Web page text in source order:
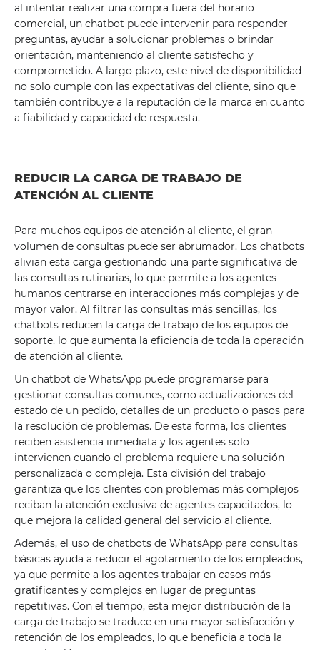
al intentar realizar una compra fuera del horario
comercial, un chatbot puede intervenir para responder
preguntas, ayudar a solucionar problemas o brindar
orientación, manteniendo al cliente satisfecho y
comprometido. A largo plazo, este nivel de disponibilidad
no solo cumple con las expectativas del cliente, sino que
también contribuye a la reputación de la marca en cuanto
a fiabilidad y capacidad de respuesta.
REDUCIR LA CARGA DE TRABAJO DE
ATENCIÓN AL CLIENTE
Para muchos equipos de atención al cliente, el gran
volumen de consultas puede ser abrumador. Los chatbots
alivian esta carga gestionando una parte significativa de
las consultas rutinarias, lo que permite a los agentes
humanos centrarse en interacciones más complejas y de
mayor valor. Al filtrar las consultas más sencillas, los
chatbots reducen la carga de trabajo de los equipos de
soporte, lo que aumenta la eficiencia de toda la operación
de atención al cliente.
Un chatbot de WhatsApp puede programarse para
gestionar consultas comunes, como actualizaciones del
estado de un pedido, detalles de un producto o pasos para
la resolución de problemas. De esta forma, los clientes
reciben asistencia inmediata y los agentes solo
intervienen cuando el problema requiere una solución
personalizada o compleja. Esta división del trabajo
garantiza que los clientes con problemas más complejos
reciban la atención exclusiva de agentes capacitados, lo
que mejora la calidad general del servicio al cliente.
Además, el uso de chatbots de WhatsApp para consultas
básicas ayuda a reducir el agotamiento de los empleados,
ya que permite a los agentes trabajar en casos más
gratificantes y complejos en lugar de preguntas
repetitivas. Con el tiempo, esta mejor distribución de la
carga de trabajo se traduce en una mayor satisfacción y
retención de los empleados, lo que beneficia a toda la